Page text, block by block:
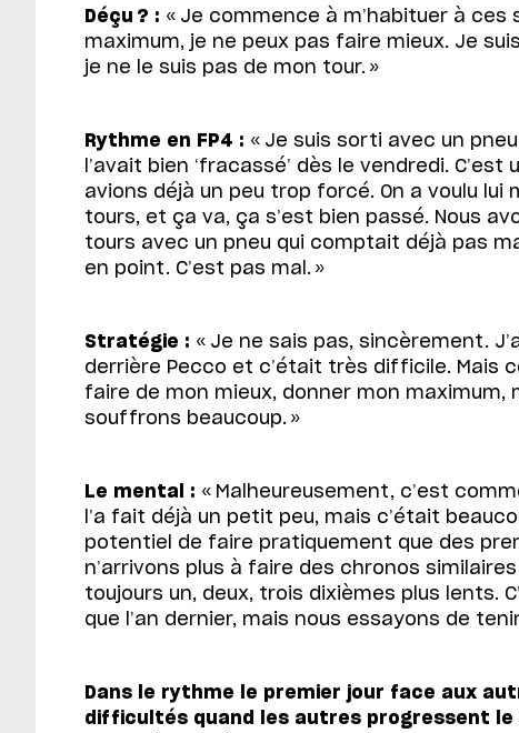
Déçu ? : « Je commence à m’habituer à ces
maximum, je ne peux pas faire mieux. Je
je ne le suis pas de mon tour. »
Rythme en FP4 : « Je suis sorti avec un
l’avait bien ‘fracassé’ dès le vendredi.
avions déjà un peu trop forcé. On a voulu lui
tours, et ça va, ça s’est bien passé. Nous
tours avec un pneu qui comptait déjà pas
en point. C’est pas mal. »
Stratégie : « Je ne sais pas, sincèrement.
derrière Pecco et c’était très difficile. Mais
faire de mon mieux, donner mon maximum,
souffrons beaucoup. »
Le mental : « Malheureusement, c’est
l’a fait déjà un petit peu, mais c’était
potentiel de faire pratiquement que des
n’arrivons plus à faire des chronos
toujours un, deux, trois dixièmes plus lents.
que l’an dernier, mais nous essayons de
Dans le rythme le premier jour face aux
difficultés quand les autres progressent le